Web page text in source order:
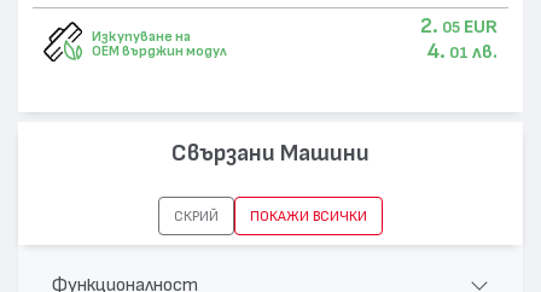
Изкупуване на
OEM върджин модул
2. 05 EUR
4. 01 лв.
Свързани Машини
СКРИЙ ПОКАЖИ ВСИЧКИ
Функционалност